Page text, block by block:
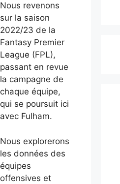
Nous revenons
sur la saison
2022/23 de la
Fantasy Premier
League (FPL),
passant en revue
la campagne de
chaque équipe,
qui se poursuit ici
avec Fulham.
Nous explorerons
les données des
équipes
offensives et